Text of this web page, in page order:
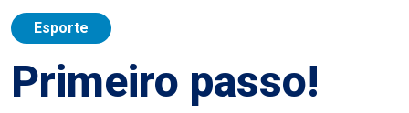
Esporte
Primeiro passo!